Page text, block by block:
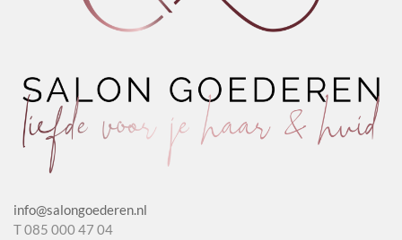
info@salongoederen.nl
T 085 000 47 04